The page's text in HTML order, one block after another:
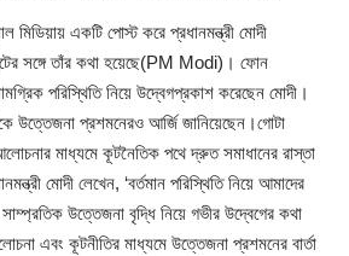
মিডিয়ায় একটি পোস্ট করে প্রধানমন্ত্রী মোদী
সঙ্গে তাঁর কথা হয়েছে(PM Modi)। ফোন
পরিস্থিতি নিয়ে উদ্বেগপ্রকাশ করেছেন মোদী।
উত্তেজনা প্রশমনেরও আর্জি জানিয়েছেন।গোটা
মাধ্যমে কূটনৈতিক পথে দ্রুত সমাধানের রাস্তা
মোদী লেখেন, ‘বর্তমান পরিস্থিতি নিয়ে আমাদের
উত্তেজনা বৃদ্ধি নিয়ে গভীর উদ্বেগের কথা
এবং কূটনীতির মাধ্যমে উত্তেজনা প্রশমনের বার্তা